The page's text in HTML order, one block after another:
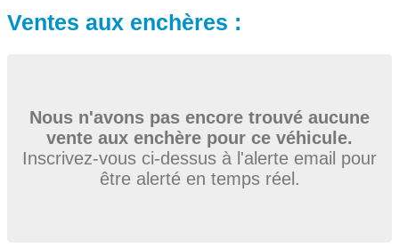
Ventes aux enchères :
Nous n'avons pas encore trouvé aucune
vente aux enchère pour ce véhicule.
Inscrivez-vous ci-dessus à l'alerte email pour
être alerté en temps réel.